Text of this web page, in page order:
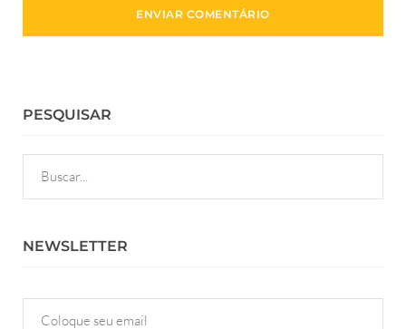
PESQUISAR
NEWSLETTER